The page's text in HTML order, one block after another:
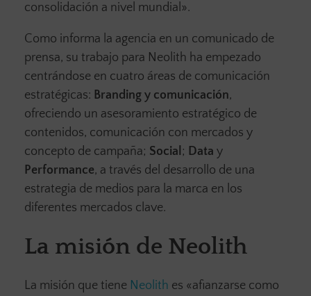
consolidación a nivel mundial».
Como informa la agencia en un comunicado de
prensa, su trabajo para Neolith ha empezado
centrándose en cuatro áreas de comunicación
estratégicas: Branding y comunicación,
ofreciendo un asesoramiento estratégico de
contenidos, comunicación con mercados y
concepto de campaña; Social ; Data y
Performance, a través del desarrollo de una
estrategia de medios para la marca en los
diferentes mercados clave.
La misión de Neolith
La misión que tiene Neolith es «afianzarse como